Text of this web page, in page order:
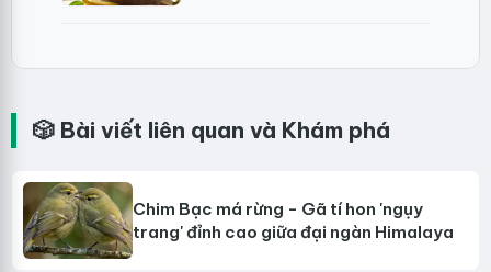
🎲 Bài viết liên quan và Khám phá
Chim Bạc má rừng - Gã tí hon 'ngụy
trang' đỉnh cao giữa đại ngàn Himalaya